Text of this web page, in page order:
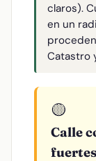
claros).
en un
Catastro
🟡
Calle